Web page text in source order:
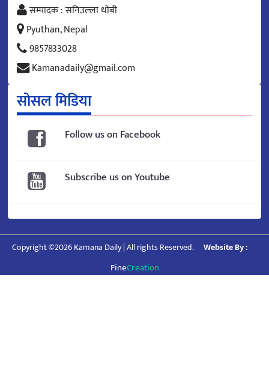
सम्पादक : सनिउल्ला धोबी
Pyuthan, Nepal
9857833028
Kamanadaily@gmail.com
सोसल मिडिया
Follow us on Facebook
Subscribe us on Youtube
Copyright ©2026 Kamana Daily | All rights Reserved. Website By :
FineCreation